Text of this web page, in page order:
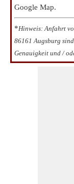
Google Map.
*Hinweis: Anfahrt
86161 Augsburg
Genauigkeit und /